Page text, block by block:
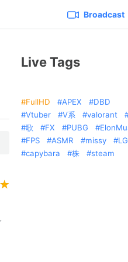
Broadcast
Live Tags
FullHD APEX
DBD
Vtuber
V系 valorant
歌
FX PUBG
FPS
ASMR missy
capybara
株 steam